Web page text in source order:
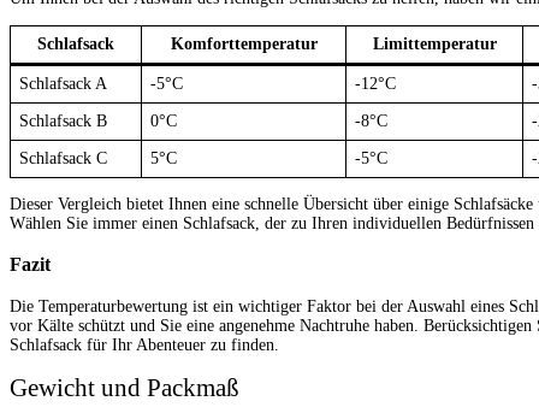
Schlafsack Komforttemperatur Limittemperatur
Schlafsack A -5°C -12°C
Schlafsack B 0°C -8°C
Schlafsack C 5°C -5°C
Dieser Vergleich bietet Ihnen eine schnelle Übersicht über einige
Wählen Sie immer einen Schlafsack, der zu Ihren individuellen Bedürfnissen
Fazit
Die Temperaturbewertung ist ein wichtiger Faktor bei der Auswahl eines
vor Kälte schützt und Sie eine angenehme Nachtruhe haben.
Schlafsack für Ihr Abenteuer zu finden.
Gewicht und Packmaß